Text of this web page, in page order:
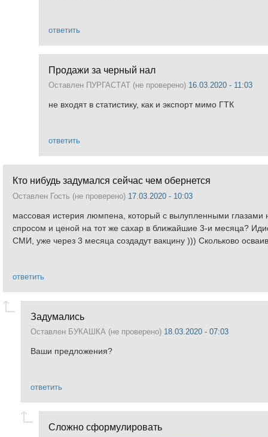
ответить
Продажи за черный нал
Оставлен ПУРГАСТАТ (не проверено) 16.03.2020 - 11:03
не входят в статистику, как и экспорт мимо ГТК
ответить
Кто нибудь задумался сейчас чем обернется
Оставлен Гость (не проверено) 17.03.2020 - 10:03
массовая истерия люмпена, который с вылупленными глазами
спросом и ценой на тот же сахар в ближайшие 3-и месяца?
СМИ, уже через 3 месяца создадут вакцину ))) Скольково
ответить
Задумались
Оставлен БУКАШКА (не проверено) 18.03.2020 - 07:03
Ваши предложения?
ответить
Сложно сформулировать